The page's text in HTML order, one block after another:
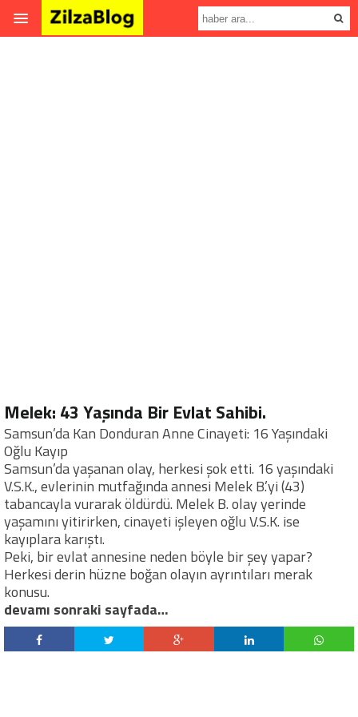
Melek: 43 Yaşında Bir Evlat Sahibi.
Samsun’da Kan Donduran Anne Cinayeti: 16 Yaşındaki
Oğlu Kayıp
Samsun’da yaşanan olay, herkesi şok etti. 16 yaşındaki
V.S.K., evlerinin mutfağında annesi Melek B.’yi (43)
tabancayla vurarak öldürdü. Melek B. olay yerinde
yaşamını yitirirken, cinayeti işleyen oğlu V.S.K. ise
kayıplara karıştı.
Peki, bir evlat annesine neden böyle bir şey yapar?
Herkesi derin hüzne boğan olayın ayrıntıları merak
konusu.
devamı sonraki sayfada…